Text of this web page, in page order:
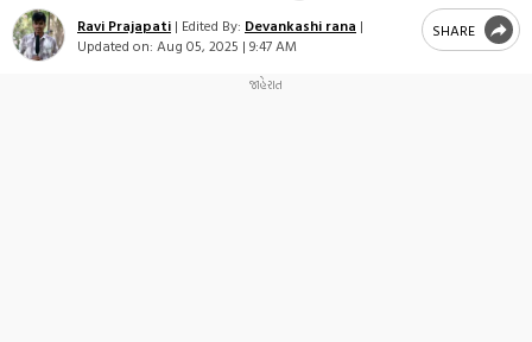
Ravi Prajapati | Edited By: Devankashi rana |
Updated on: Aug 05, 2025 | 9:47 AM
SHARE